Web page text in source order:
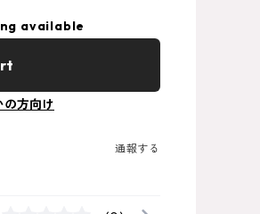
available
の方向け
通報する